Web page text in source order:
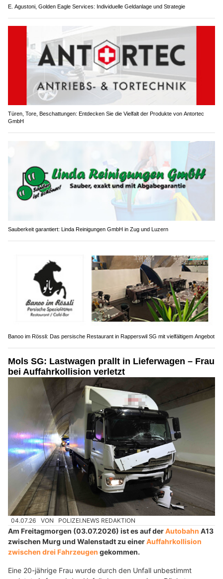
E. Agustoni, Golden Eagle Services: Individuelle Geldanlage und Strategie
Türen, Tore, Beschattungen: Entdecken Sie die Vielfalt der Produkte von Antortec
GmbH
Sauberkeit garantiert: Linda Reinigungen GmbH in Zug und Luzern
Banoo im Rössli: Das persische Restaurant in Rapperswil SG mit vielfältigem Angebot
Mols SG: Lastwagen prallt in Lieferwagen – Frau
bei Auffahrkollision verletzt
04.07.26 VON POLIZEI.NEWS REDAKTION
Am Freitagmorgen (03.07.2026) ist es auf derAutobahn A13
zwischen Murg und Walenstadt zu einerAuffahrkollision
zwischen drei Fahrzeugen gekommen.
Eine 20-jährige Frau wurde durch den Unfall unbestimmt